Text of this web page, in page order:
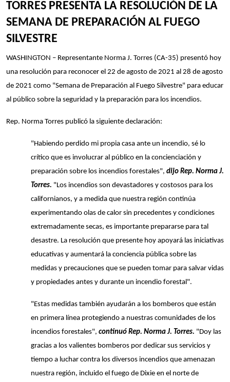
TORRES PRESENTA LA RESOLUCIÓN DE LA
SEMANA DE PREPARACIÓN AL FUEGO
SILVESTRE
WASHINGTON – Representante Norma J. Torres (CA-35) presentó hoy
una resolución para reconocer el 22 de agosto de 2021 al 28 de agosto
de 2021 como "Semana de Preparación al Fuego Silvestre" para educar
al público sobre la seguridad y la preparación para los incendios.
Rep. Norma Torres publicó la siguiente declaración:
"Habiendo perdido mi propia casa ante un incendio, sé lo
crítico que es involucrar al público en la concienciación y
preparación sobre los incendios forestales", dijo Rep. Norma J.
Torres. "Los incendios son devastadores y costosos para los
californianos, y a medida que nuestra región continúa
experimentando olas de calor sin precedentes y condiciones
extremadamente secas, es importante prepararse para tal
desastre. La resolución que presente hoy apoyará las iniciativas
educativas y aumentará la conciencia pública sobre las
medidas y precauciones que se pueden tomar para salvar vidas
y propiedades antes y durante un incendio forestal".
"Estas medidas también ayudarán a los bomberos que están
en primera línea protegiendo a nuestras comunidades de los
incendios forestales", continuó Rep. Norma J. Torres. "Doy las
gracias a los valientes bomberos por dedicar sus servicios y
tiempo a luchar contra los diversos incendios que amenazan
nuestra región, incluido el fuego de Dixie en el norte de